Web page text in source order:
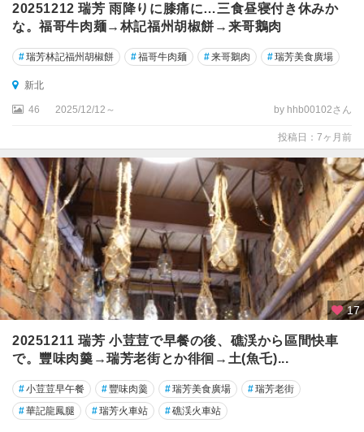
20251212 瑞芳 雨降りに膝痛に…三食昼寝付き休みか
な。福哥牛肉麺→林記福州胡椒餅→来哥鵝肉
#瑞芳林記福州胡椒餅 #福哥牛肉麺 #来哥鵝肉 #瑞芳美食廣場
新北
46 2025/12/12～ by hhb00102さん
投稿日：7ヶ月前
17
20251211 瑞芳 小荳荳で早餐の後、礁渓から區間快車
で。豐味肉羹→瑞芳老街とか徘徊→土(魚乇)...
#小荳荳早午餐 # 豐味肉羹 #瑞芳美食廣場 #瑞芳老街
#華記龍鳳腿 #瑞芳火車站 #礁渓火車站